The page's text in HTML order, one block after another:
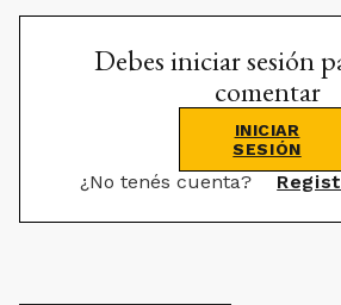
Debes iniciar sesión
comentar
INICIAR
SESIÓN
¿No tenés cuenta?